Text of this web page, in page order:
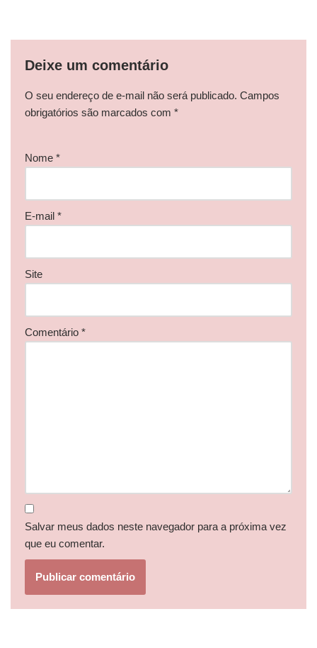
Deixe um comentário
O seu endereço de e-mail não será publicado. Campos
obrigatórios são marcados com *
Nome *
E-mail *
Site
Comentário *
Salvar meus dados neste navegador para a próxima vez
que eu comentar.